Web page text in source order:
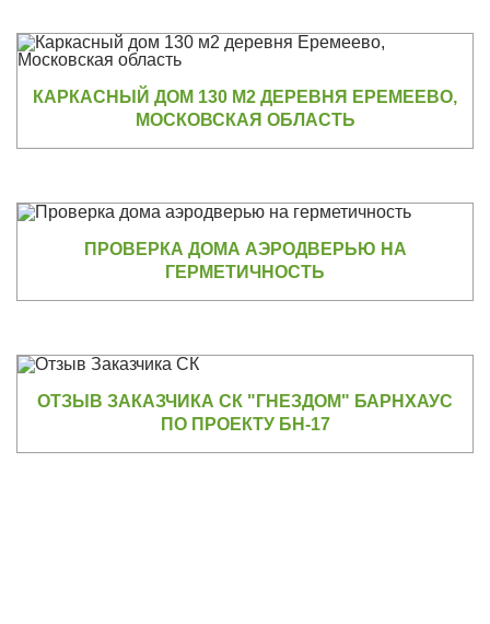
КАРКАСНЫЙ ДОМ 130 М2 ДЕРЕВНЯ ЕРЕМЕЕВО,
МОСКОВСКАЯ ОБЛАСТЬ
ПРОВЕРКА ДОМА АЭРОДВЕРЬЮ НА
ГЕРМЕТИЧНОСТЬ
ОТЗЫВ ЗАКАЗЧИКА СК "ГНЕЗДОМ" БАРНХАУС
ПО ПРОЕКТУ БН-17